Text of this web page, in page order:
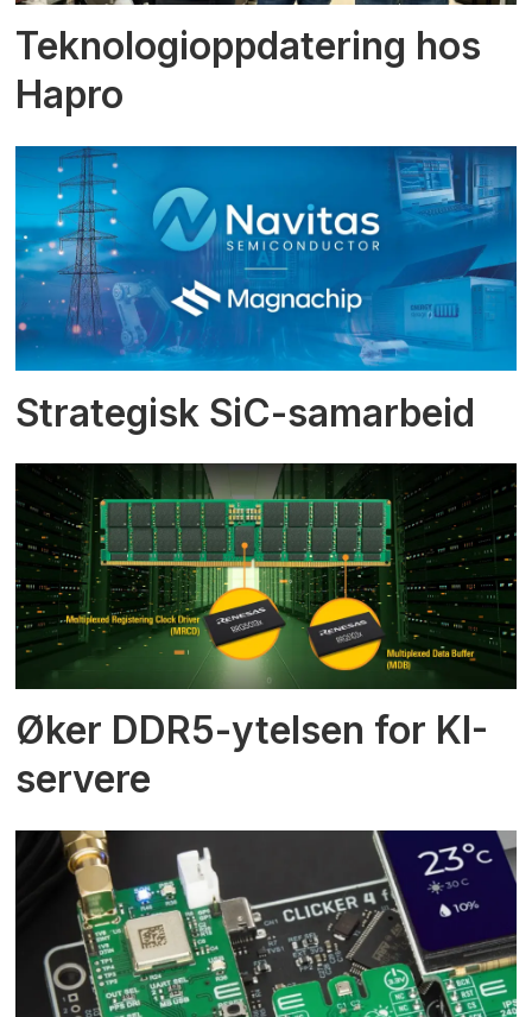
Teknologioppdatering hos
Hapro
Strategisk SiC-samarbeid
Øker DDR5-ytelsen for KI-
servere